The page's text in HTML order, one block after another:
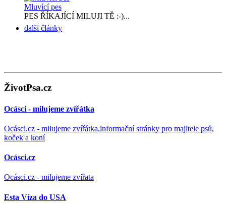
Mluvící pes
PES ŘÍKAJÍCÍ MILUJI TĚ :-)...
další články
ŽivotPsa.cz
Ocásci - milujeme zvířátka
Ocásci.cz - milujeme zvířátka,informační stránky pro majitele psů,
koček a koní
Ocásci.cz
Ocásci.cz - milujeme zvířata
Esta Víza do USA